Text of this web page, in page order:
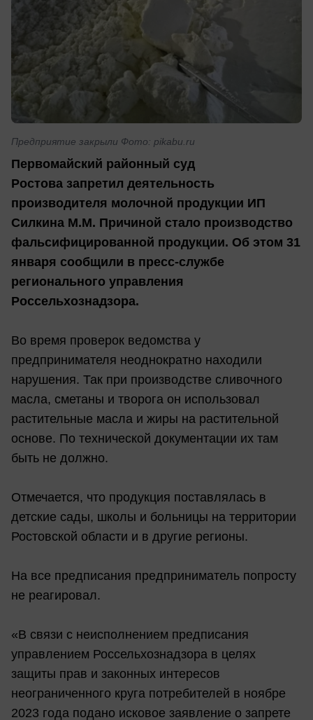
Предприятие закрыли Фото: pikabu.ru
Первомайский районный суд
Ростова запретил деятельность
производителя молочной продукции ИП
Силкина М.М. Причиной стало производство
фальсифицированной продукции. Об этом 31
января сообщили в пресс-службе
регионального управления
Россельхознадзора.
Во время проверок ведомства у
предпринимателя неоднократно находили
нарушения. Так при производстве сливочного
масла, сметаны и творога он использовал
растительные масла и жиры на растительной
основе. По технической документации их там
быть не должно.
Отмечается, что продукция поставлялась в
детские сады, школы и больницы на территории
Ростовской области и в другие регионы.
На все предписания предприниматель попросту
не реагировал.
«В связи с неисполнением предписания
управлением Россельхознадзора в целях
защиты прав и законных интересов
неограниченного круга потребителей в ноябре
2023 года подано исковое заявление о запрете